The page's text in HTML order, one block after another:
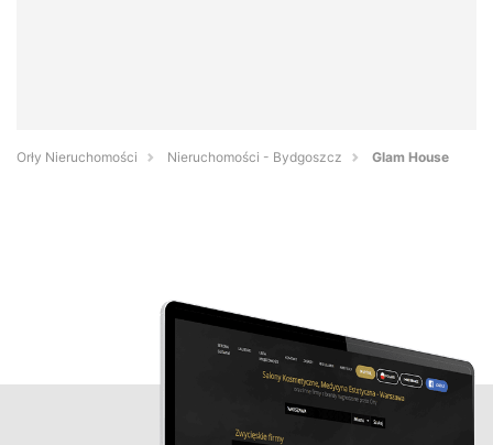
Orły Nieruchomości Nieruchomości - Bydgoszcz Glam House